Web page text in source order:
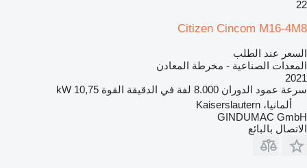
22
Citizen Cincom M16-4M8
السعر عند الطلب
المعدات الصناعية - مخرطة المعادن
2021
سرعة عمود الدوران 8.000 لفة في الدقيقة القوة 10,75 kW
ألمانيا، Kaiserslautern
GINDUMAC GmbH
الاتصال بالبائع